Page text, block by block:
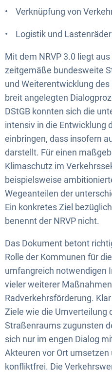
• Verknüpfung von
• Logistik und Lastenräder
Mit dem NRVP 3.0 liegt
zeitgemäße bundesweite
und Weiterentwicklung
breit angelegten
DStGB konnten sich die
intensiv in die Entwicklung
einbringen, dass insofern
darstellt. Für einen
Klimaschutz im
beispielsweise
Wegeanteilen der
Ein konkretes Ziel
benennt der NRVP nicht.
Das Dokument betont
Rolle der Kommunen für
umfangreich notwendigen
vieler weiterer
Radverkehrsförderung.
Ziele wie die Umverteilung
Straßenraums zugunsten
sich nur im engen Dialog
Akteuren vor Ort
konfliktfrei. Die